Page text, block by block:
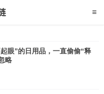
眼”的日用品，一直偷偷“释
略